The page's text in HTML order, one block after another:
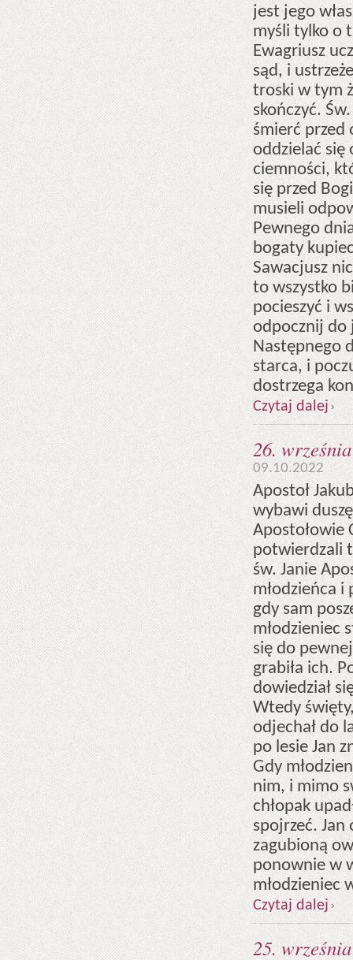
jest jego
myśli tylko o
Ewagriusz
sąd, i
troski w tym
skończyć.
śmierć przed
oddzielać się
ciemności,
się przed
musieli
Pewnego
bogaty
Sawacjusz
to wszystko
pocieszyć i
odpocznij do
Następnego
starca, i
dostrzega
Czytaj dalej
26.
09.10.2022
Apostoł
wybawi
Apostołowie
potwierdzali
św. Janie
młodzieńca i
gdy sam
młodzieniec
się do
grabiła ich.
dowiedział
Wtedy
odjechał do
po lesie Jan
Gdy
nim, i mimo
chłopak
spojrzeć. Jan
zagubioną
ponownie w
młodzieniec
Czytaj dalej
25.